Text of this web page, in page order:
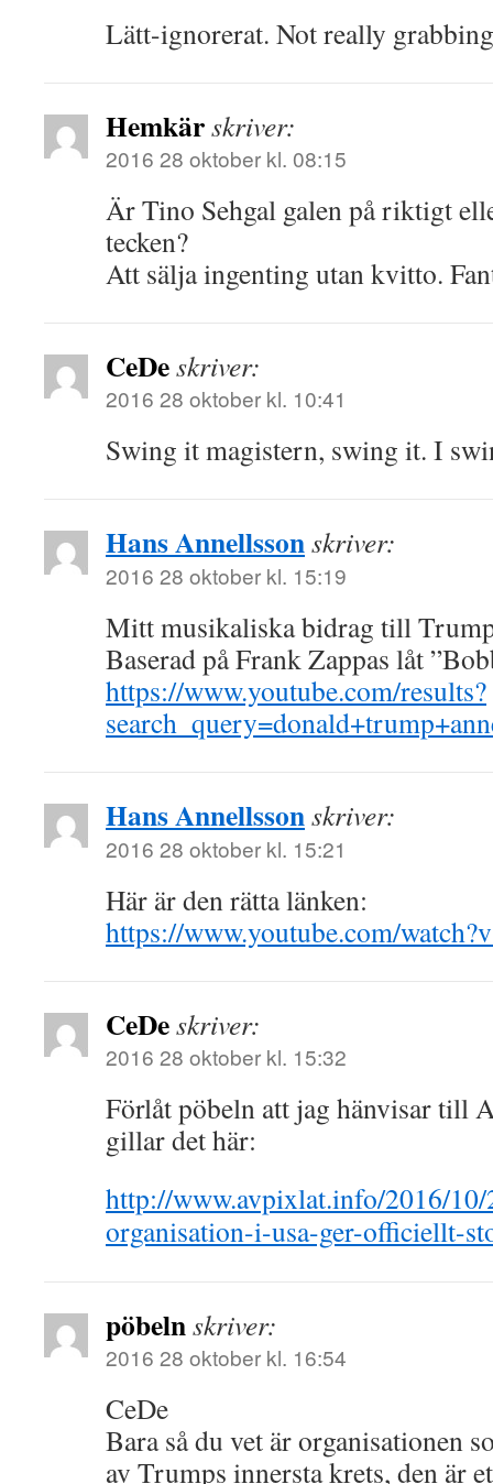
Lätt-ignorerat. Not really
Hemkärskriver:
2016 28 oktober kl. 08:15
Är Tino Sehgal galen på riktigt
tecken?
Att sälja ingenting utan kvitto.
CeDeskriver:
2016 28 oktober kl. 10:41
Swing it magistern, swing it. I
Hans Annellssonskriver:
2016 28 oktober kl. 15:19
Mitt musikaliska bidrag till
Baserad på Frank Zappas låt
https://www.youtube.com/results?
Hans Annellssonskriver:
2016 28 oktober kl. 15:21
Här är den rätta länken:
https://www.youtube.com/
CeDeskriver:
2016 28 oktober kl. 15:32
Förlåt pöbeln att jag hänvisar till
gillar det här:
http://www.avpixlat.info/2016/
organisation-i-usa-ger-officiellt-
pöbelnskriver:
2016 28 oktober kl. 16:54
CeDe
Bara så du vet är organisationen
av Trumps innersta krets, den är